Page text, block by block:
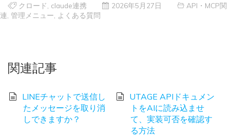
クロード claude連携 2026年5月27日
API・MCP関
連 管理メニュー よくある質問
関連記事
LINEチャットで送信し
たメッセージを取り消
しできますか？
UTAGE APIドキュメン
トをAIに読み込ませ
て、実装可否を確認す
る方法